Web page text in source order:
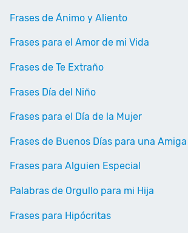
Frases de Ánimo y Aliento
Frases para el Amor de mi Vida
Frases de Te Extraño
Frases Día del Niño
Frases para el Día de la Mujer
Frases de Buenos Días para una Amiga
Frases para Alguien Especial
Palabras de Orgullo para mi Hija
Frases para Hipócritas